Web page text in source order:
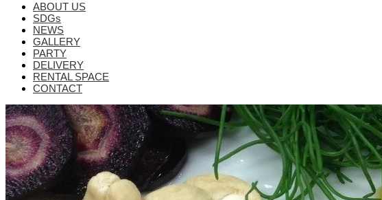
ABOUT US
SDGs
NEWS
GALLERY
PARTY
DELIVERY
RENTAL SPACE
CONTACT